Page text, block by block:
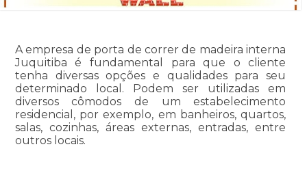
A empresa de porta de correr de madeira interna
Juquitiba é fundamental para que o cliente
tenha diversas opções e qualidades para seu
determinado local. Podem ser utilizadas em
diversos cômodos de um estabelecimento
residencial, por exemplo, em banheiros, quartos,
salas, cozinhas, áreas externas, entradas, entre
outros locais.